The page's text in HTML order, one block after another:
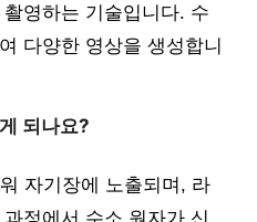
영하는 기술입니다. 수
다양한 영상을 생성합니
되나요?
자기장에 노출되며, 라